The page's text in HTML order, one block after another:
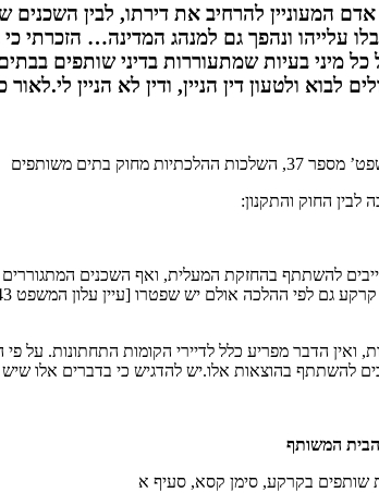
המעוניין להרחיב את דירתו, לבין
עלייהו ונהפך גם למנהג המדינה… הזכרתי
בעיות שמתעוררות בדיני שותפים בבתים
לבוא ולטעון דין הניין, ודין לא הניין
מחוק בתים משותפים
לבין החוק והתקנון:
59.ו.3 כל השכנים חייבים להשתתף בהחזקת המעלית, ואף
ואין הדבר מפריע כלל לדיירי הקומות התחתונות.
להשתתף בהוצאות אלו.יש להדגיש כי בדברים אלו
המשותף
שותפים בקרקע, סימן קסא, סעיף א